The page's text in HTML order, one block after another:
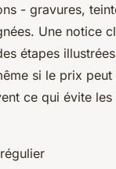
- gravures,
Une notice
étapes
si le prix
ce qui évite